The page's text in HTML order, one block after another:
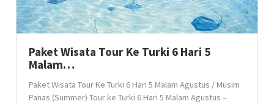
Paket Wisata Tour Ke Turki 6 Hari 5
Malam…
Paket Wisata Tour Ke Turki 6 Hari 5 Malam Agustus / Musim
Panas (Summer) Tour ke Turki 6 Hari 5 Malam Agustus –